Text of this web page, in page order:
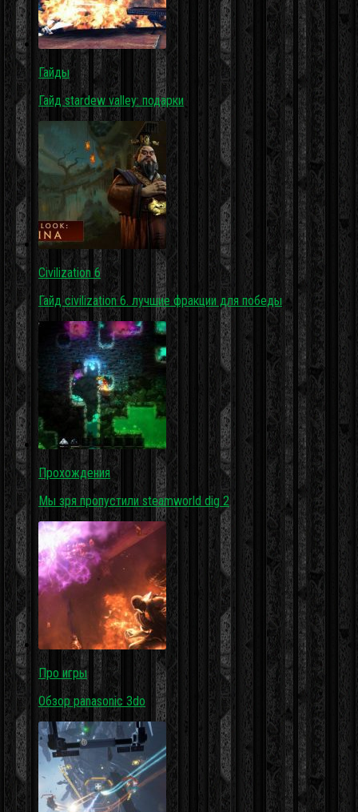
Гайды
Гайд stardew valley: подарки
Civilization 6
Гайд civilization 6. лучшие фракции для победы
Прохождения
Мы зря пропустили steamworld dig 2
Про игры
Обзор panasonic 3do